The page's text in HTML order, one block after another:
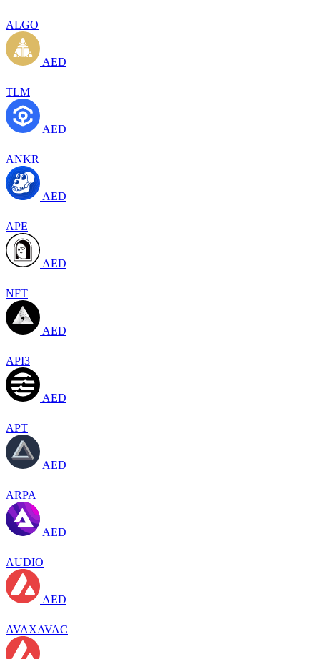
ALGO
AED
TLM
AED
ANKR
AED
APE
AED
NFT
AED
API3
AED
APT
AED
ARPA
AED
AUDIO
AED
AVAXAVAC